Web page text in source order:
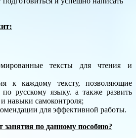
тексты для чтения и
к каждому тексту, позволяющие
по русскому языку. а также развить
навыки самоконтроля;
для эффективной работы.
занятия по данному пособию?